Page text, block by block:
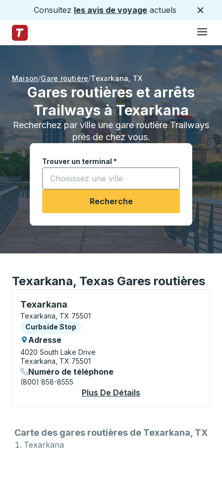
Consultez les avis de voyage actuels
Page d'accueil des sentiers
Maison Gare routière Texarkana TX
Gares routières et arrêts
Trailways à Texarkana
Recherchez par ville une gare routière Trailways
près de chez vous.
Trouver un terminal *
Commencez à saisir une ville pour ouvrir les
Recherche
Texarkana, Texas Gares routières
Texarkana
Curbside Stop, utilisez les touches fléchées ou la
Texarkana, TX 75501
Curbside Stop
Curbside Stop
Adresse
4020 South Lake Drive
Texarkana, TX 75501
Numéro de téléphone
(800) 858-8555
Plus De Détails
Carte des gares routières de Texarkana, TX
Texarkana